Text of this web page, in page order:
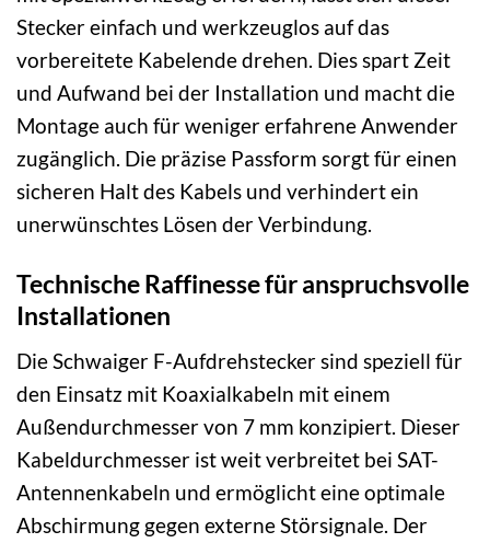
Stecker einfach und werkzeuglos auf das
vorbereitete Kabelende drehen. Dies spart Zeit
und Aufwand bei der Installation und macht die
Montage auch für weniger erfahrene Anwender
zugänglich. Die präzise Passform sorgt für einen
sicheren Halt des Kabels und verhindert ein
unerwünschtes Lösen der Verbindung.
Technische Raffinesse für anspruchsvolle
Installationen
Die Schwaiger F-Aufdrehstecker sind speziell für
den Einsatz mit Koaxialkabeln mit einem
Außendurchmesser von 7 mm konzipiert. Dieser
Kabeldurchmesser ist weit verbreitet bei SAT-
Antennenkabeln und ermöglicht eine optimale
Abschirmung gegen externe Störsignale. Der